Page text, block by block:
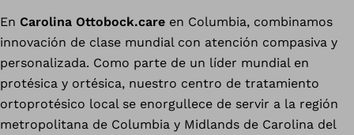
En Carolina Ottobock.care en Columbia, combinamos
innovación de clase mundial con atención compasiva y
personalizada. Como parte de un líder mundial en
protésica y ortésica, nuestro centro de tratamiento
ortoprotésico local se enorgullece de servir a la región
metropolitana de Columbia y Midlands de Carolina del